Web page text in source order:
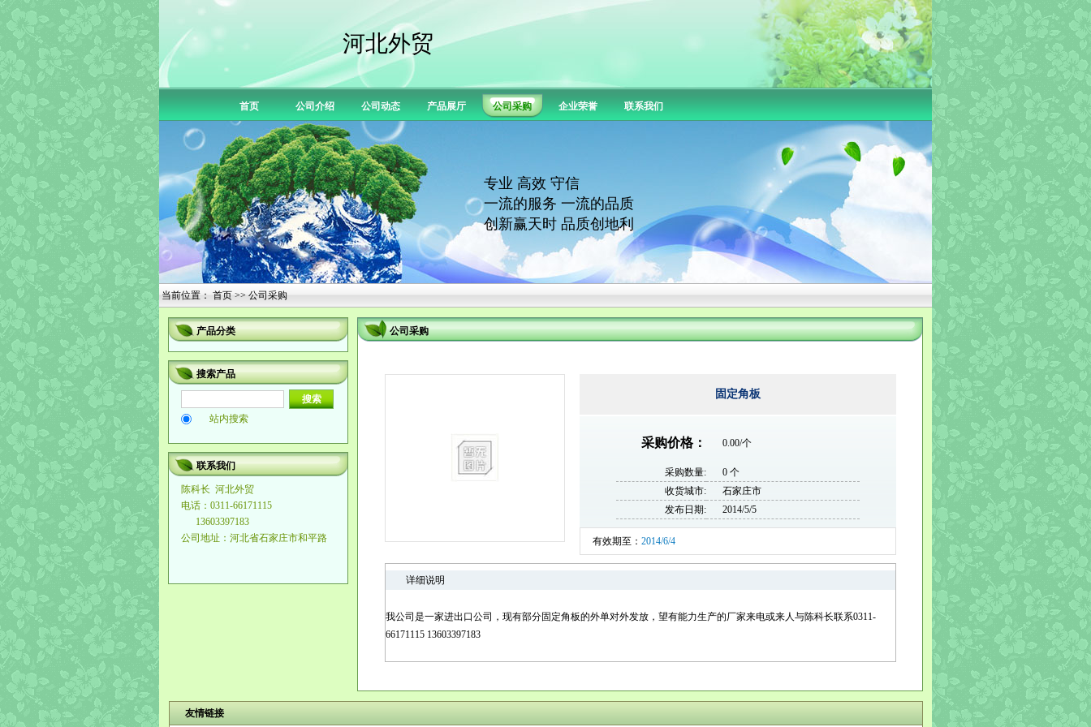
河北外贸
首页 公司介绍 公司动态 产品展厅 公司采购 企业荣誉 联系我们
专业 高效 守信
一流的服务 一流的品质
创新赢天时 品质创地利
当前位置： 首页 >> 公司采购
产品分类
搜索产品
站内搜索
联系我们
陈科长 河北外贸
电话：0311-66171115
13603397183
公司地址：河北省石家庄市和平路
公司采购
固定角板
采购价格： 0.00/个
采购数量:
0 个
收货城市:
石家庄市
发布日期:
2014/5/5
有效期至： 2014/6/4
详细说明
我公司是一家进出口公司，现有部分固定角板的外单对外发放，望有能力生产的厂家来电或来人与陈科长联系0311-
66171115 13603397183
友情链接